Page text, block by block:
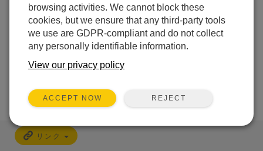
リンク
browsing activities. We cannot block these
cookies, but we ensure that any third-party tools
we use are GDPR-compliant and do not collect
any personally identifiable information.
View our privacy policy
ACCEPT NOW REJECT